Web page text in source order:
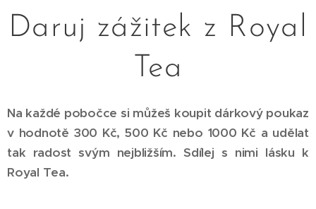
Daruj zážitek z Royal
Tea
Na každé pobočce si můžeš koupit dárkový poukaz
v hodnotě 300 Kč, 500 Kč nebo 1000 Kč a udělat
tak radost svým nejbližším. Sdílej s nimi lásku k
Royal Tea.